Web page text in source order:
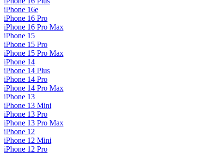
iPhone 16e
iPhone 16 Pro
iPhone 16 Pro Max
iPhone 15
iPhone 15 Pro
iPhone 15 Pro Max
iPhone 14
iPhone 14 Plus
iPhone 14 Pro
iPhone 14 Pro Max
iPhone 13
iPhone 13 Mini
iPhone 13 Pro
iPhone 13 Pro Max
iPhone 12
iPhone 12 Mini
iPhone 12 Pro